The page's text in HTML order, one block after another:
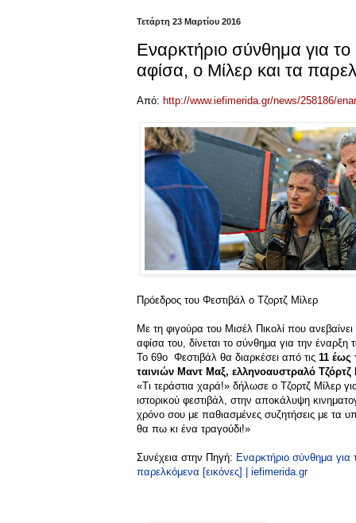
Τετάρτη 23 Μαρτίου 2016
Εναρκτήριο σύνθημα για
αφίσα, ο Μίλερ και τα
Από: http://www.iefimerida.gr/news/258186/
Πρόεδρος του Φεστιβάλ ο Τζορτζ Μίλερ
Με τη φιγούρα του Μισέλ Πικολί που
αφίσα του, δίνεται το σύνθημα για την
Το 69ο Φεστιβάλ θα διαρκέσει από τις 11 έως
ταινιών Μαντ Μαξ, ελληνοαυστραλό Τζόρτζ
«Τι τεράστια χαρά!» δήλωσε ο Τζορτζ Μίλερ
ιστορικού φεστιβάλ, στην αποκάλυψη
χρόνο σου με παθιασμένες συζητήσεις με τα
θα πω κι ένα τραγούδι!»
Συνέχεια στην Πηγή: Εναρκτήριο σύνθημα
παρελκόμενα [εικόνες] | iefimerida.gr